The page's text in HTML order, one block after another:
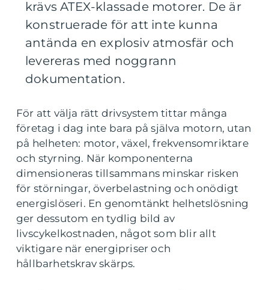
krävs ATEX-klassade motorer. De är
konstruerade för att inte kunna
antända en explosiv atmosfär och
levereras med noggrann
dokumentation.
För att välja rätt drivsystem tittar många
företag i dag inte bara på själva motorn, utan
på helheten: motor, växel, frekvensomriktare
och styrning. När komponenterna
dimensioneras tillsammans minskar risken
för störningar, överbelastning och onödigt
energislöseri. En genomtänkt helhetslösning
ger dessutom en tydlig bild av
livscykelkostnaden, något som blir allt
viktigare när energipriser och
hållbarhetskrav skärps.